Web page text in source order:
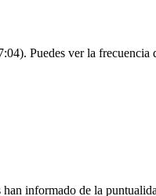
Puedes ver la frecuencia
informado de la